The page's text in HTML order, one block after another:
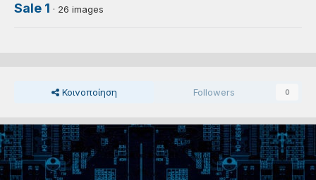
Sale 1 · 26 images
Κοινοποίηση Followers 0